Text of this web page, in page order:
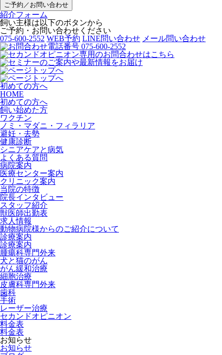
ご予約／お問い合わせ
紹介フォーム
飼い主様は以下のボタンから
ご予約・お問い合わせください
075-600-2552 WEB予約 LINE問い合わせ メール問い合わせ
初めての方へ
HOME
初めての方へ
飼い始めた方
ワクチン
ノミ・マダニ・フィラリア
避妊・去勢
健康診断
シニアケアと病気
よくある質問
病院案内
医療センター案内
クリニック案内
当院の特徴
院長インタビュー
スタッフ紹介
獣医師出勤表
求人情報
動物病院様からのご紹介について
診療案内
診療案内
腫瘍科専門外来
犬と猫のがん
がん緩和治療
細胞治療
皮膚科専門外来
歯科
手術
レーザー治療
セカンドオピニオン
料金表
料金表
お知らせ
お知らせ